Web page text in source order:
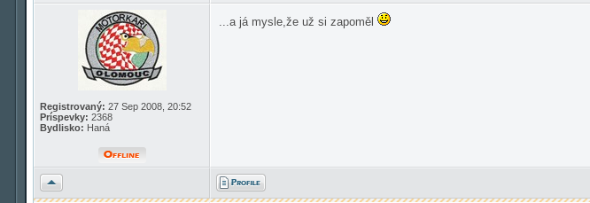
Registrovaný: 27 Sep 2008, 20:52
Príspevky: 2368
Bydlisko: Haná
...a já mysle,že už si zapoměl
Hore